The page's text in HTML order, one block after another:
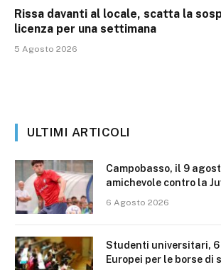
Rissa davanti al locale, scatta la
licenza per una settimana
5 Agosto 2026
ULTIMI ARTICOLI
Campobasso, il 9
amichevole contro la
6 Agosto 2026
Studenti universitari, 6
Europei per le borse di